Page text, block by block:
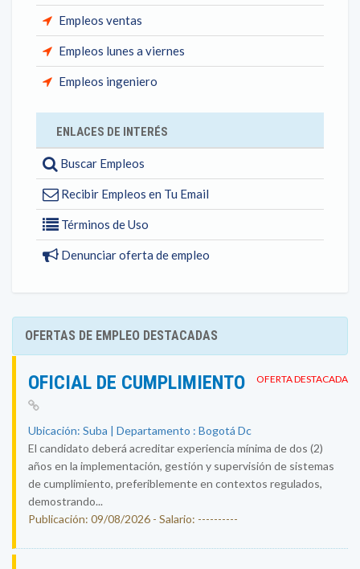
Empleos ventas
Empleos lunes a viernes
Empleos ingeniero
ENLACES DE INTERÉS
Buscar Empleos
Recibir Empleos en Tu Email
Términos de Uso
Denunciar oferta de empleo
OFERTAS DE EMPLEO DESTACADAS
OFERTA DESTACADA
OFICIAL DE CUMPLIMIENTO
Ubicación: Suba | Departamento : Bogotá Dc
El candidato deberá acreditar experiencia mínima de dos (2)
años en la implementación, gestión y supervisión de sistemas
de cumplimiento, preferiblemente en contextos regulados,
demostrando...
Publicación: 09/08/2026 - Salario: ----------